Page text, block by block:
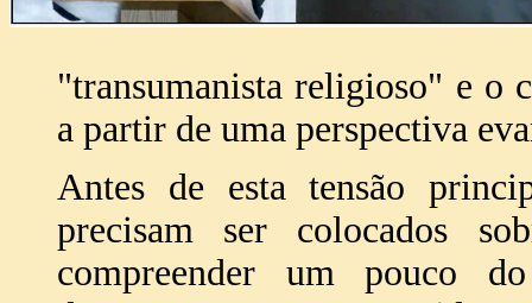
"transumanista religioso" e o
a partir de uma perspectiva
Antes de esta tensão
precisam ser colocados
compreender um pouco